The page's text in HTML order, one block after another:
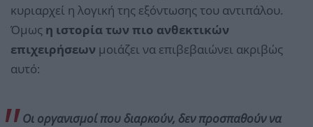
κυριαρχεί η λογική της εξόντωσης του αντιπάλου.
Όμως η ιστορία των πιο ανθεκτικών
επιχειρήσεων μοιάζει να επιβεβαιώνει ακριβώς
αυτό:
Οι οργανισμοί που διαρκούν, δεν προσπαθούν να